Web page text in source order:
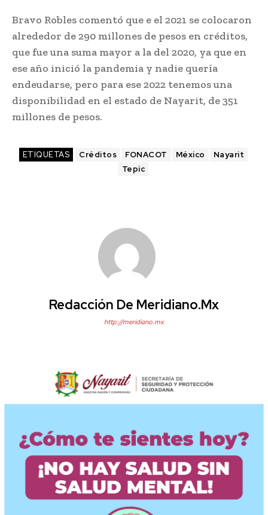
Bravo Robles comentó que e el 2021 se colocaron
alrededor de 290 millones de pesos en créditos,
que fue una suma mayor a la del 2020, ya que en
ese año inició la pandemia y nadie quería
endeudarse, pero para ese 2022 tenemos una
disponibilidad en el estado de Nayarit, de 351
millones de pesos.
ETIQUETAS Créditos FONACOT México
Nayarit
Tepic
Redacción De Meridiano.mx
http://meridiano.mx